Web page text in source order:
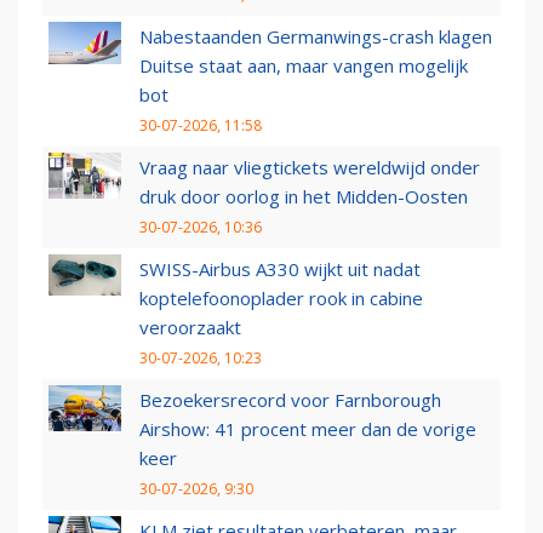
Nabestaanden Germanwings-crash klagen
Duitse staat aan, maar vangen mogelijk
bot
30-07-2026, 11:58
Vraag naar vliegtickets wereldwijd onder
druk door oorlog in het Midden-Oosten
30-07-2026, 10:36
SWISS-Airbus A330 wijkt uit nadat
koptelefoonoplader rook in cabine
veroorzaakt
30-07-2026, 10:23
Bezoekersrecord voor Farnborough
Airshow: 41 procent meer dan de vorige
keer
30-07-2026, 9:30